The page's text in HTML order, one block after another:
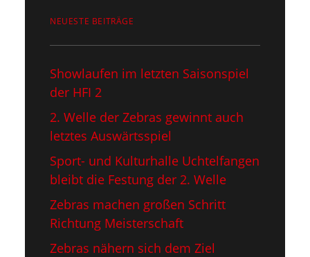
NEUESTE BEITRÄGE
Showlaufen im letzten Saisonspiel​
der HFI 2
2. Welle der Zebras gewinnt auch
letztes Auswärtsspiel
Sport- und Kulturhalle Uchtelfangen
bleibt die Festung der 2. Welle
Zebras machen großen Schritt
Richtung Meisterschaft
Zebras nähern sich dem Ziel